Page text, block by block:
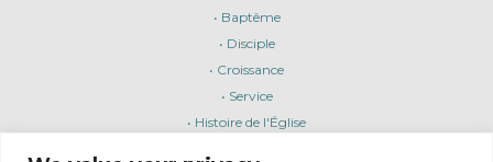
• Baptême
• Disciple
• Croissance
• Service
• Histoire de l'Église